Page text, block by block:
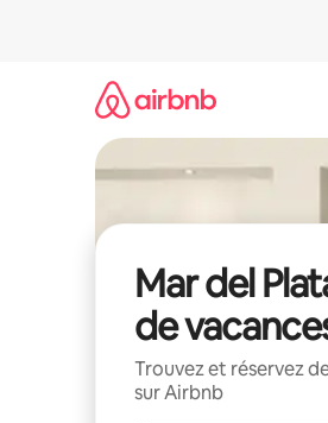
Mar del
de
Trouvez et réservez
sur Airbnb